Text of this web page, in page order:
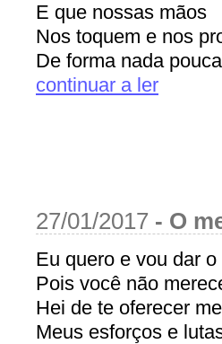
E que nossas mãos
Nos toquem e nos
De forma nada
continuar a ler
27/01/2017 - O
Eu quero e vou dar
Pois você não
Hei de te oferecer
Meus esforços e